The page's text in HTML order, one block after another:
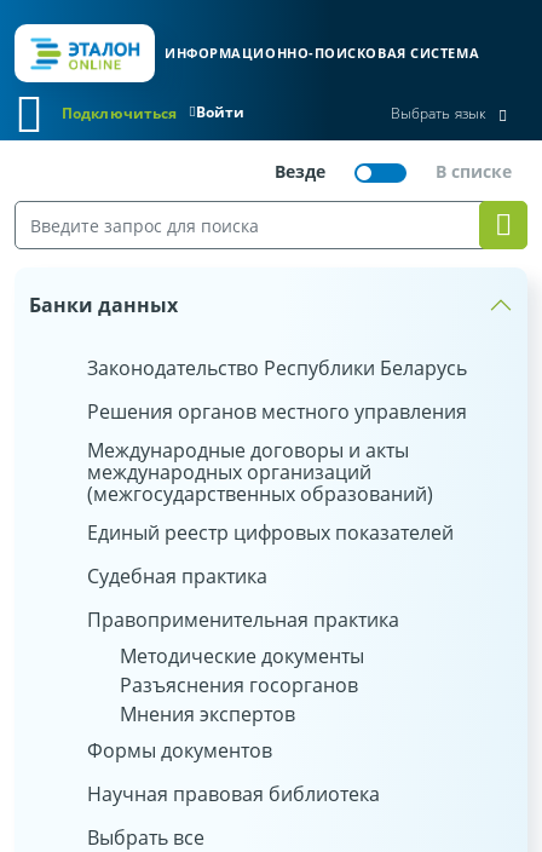
ИНФОРМАЦИОННО-ПОИСКОВАЯ СИСТЕМА
Войти
Подключиться Выбрать язык
Банки данных
Законодательство Республики Беларусь
Решения органов местного управления
Международные договоры и акты
международных организаций
(межгосударственных образований)
Единый реестр цифровых показателей
Судебная практика
Правоприменительная практика
Методические документы
Разъяснения госорганов
Мнения экспертов
Формы документов
Научная правовая библиотека
Выбрать все